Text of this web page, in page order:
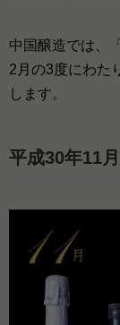
中国醸造では、
2月の3度にわた
します。
平成30年11月